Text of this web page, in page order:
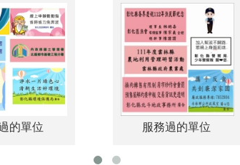
服務過的單位 服務過的單位